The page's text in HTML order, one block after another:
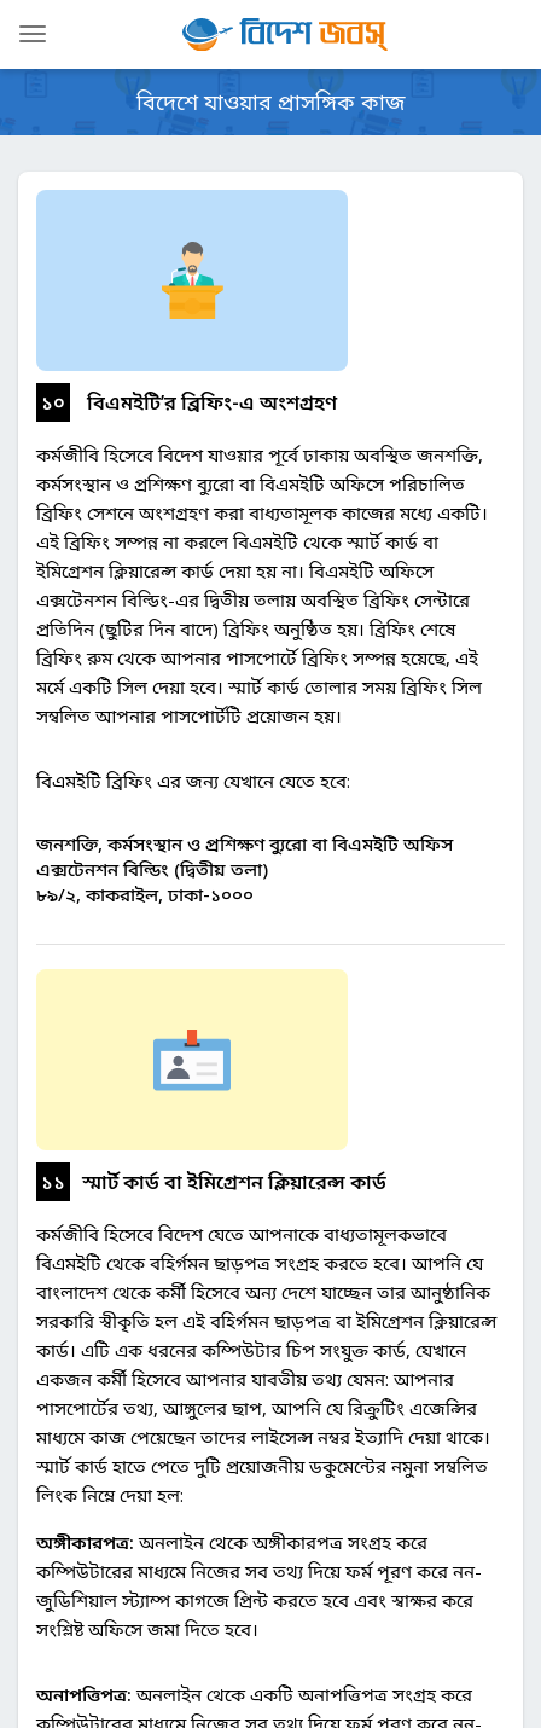
Toggle
বিদেশে যাওয়ার প্রাসঙ্গিক কাজ
১০ বিএমইটি’র ব্রিফিং-এ অংশগ্রহণ
কর্মজীবি হিসেবে বিদেশ যাওয়ার পূর্বে ঢাকায় অবস্থিত জনশক্তি,
কর্মসংস্থান ও প্রশিক্ষণ ব্যুরো বা বিএমইটি অফিসে পরিচালিত
ব্রিফিং সেশনে অংশগ্রহণ করা বাধ্যতামূলক কাজের মধ্যে একটি।
এই ব্রিফিং সম্পন্ন না করলে বিএমইটি থেকে স্মার্ট কার্ড বা
ইমিগ্রেশন ক্লিয়ারেন্স কার্ড দেয়া হয় না। বিএমইটি অফিসে
এক্সটেনশন বিল্ডিং-এর দ্বিতীয় তলায় অবস্থিত ব্রিফিং সেন্টারে
প্রতিদিন (ছুটির দিন বাদে) ব্রিফিং অনুষ্ঠিত হয়। ব্রিফিং শেষে
ব্রিফিং রুম থেকে আপনার পাসপোর্টে ব্রিফিং সম্পন্ন হয়েছে, এই
মর্মে একটি সিল দেয়া হবে। স্মার্ট কার্ড তোলার সময় ব্রিফিং সিল
সম্বলিত আপনার পাসপোর্টটি প্রয়োজন হয়।
বিএমইটি ব্রিফিং এর জন্য যেখানে যেতে হবে:
জনশক্তি, কর্মসংস্থান ও প্রশিক্ষণ ব্যুরো বা বিএমইটি অফিস
এক্সটেনশন বিল্ডিং (দ্বিতীয় তলা)
৮৯/২, কাকরাইল, ঢাকা-১০০০
১১ স্মার্ট কার্ড বা ইমিগ্রেশন ক্লিয়ারেন্স কার্ড
কর্মজীবি হিসেবে বিদেশ যেতে আপনাকে বাধ্যতামূলকভাবে
বিএমইটি থেকে বহির্গমন ছাড়পত্র সংগ্রহ করতে হবে। আপনি যে
বাংলাদেশ থেকে কর্মী হিসেবে অন্য দেশে যাচ্ছেন তার আনুষ্ঠানিক
সরকারি স্বীকৃতি হল এই বহির্গমন ছাড়পত্র বা ইমিগ্রেশন ক্লিয়ারেন্স
কার্ড। এটি এক ধরনের কম্পিউটার চিপ সংযুক্ত কার্ড, যেখানে
একজন কর্মী হিসেবে আপনার যাবতীয় তথ্য যেমন: আপনার
পাসপোর্টের তথ্য, আঙ্গুলের ছাপ, আপনি যে রিক্রুটিং এজেন্সির
মাধ্যমে কাজ পেয়েছেন তাদের লাইসেন্স নম্বর ইত্যাদি দেয়া থাকে।
স্মার্ট কার্ড হাতে পেতে দুটি প্রয়োজনীয় ডকুমেন্টের নমুনা সম্বলিত
লিংক নিম্নে দেয়া হল:
অঙ্গীকারপত্র: অনলাইন থেকে অঙ্গীকারপত্র সংগ্রহ করে
কম্পিউটারের মাধ্যমে নিজের সব তথ্য দিয়ে ফর্ম পূরণ করে নন-
জুডিশিয়াল স্ট্যাম্প কাগজে প্রিন্ট করতে হবে এবং স্বাক্ষর করে
সংশ্লিষ্ট অফিসে জমা দিতে হবে।
অনাপত্তিপত্র: অনলাইন থেকে একটি অনাপত্তিপত্র সংগ্রহ করে
কম্পিউটারের মাধ্যমে নিজের সব তথ্য দিয়ে ফর্ম পূরণ করে নন-